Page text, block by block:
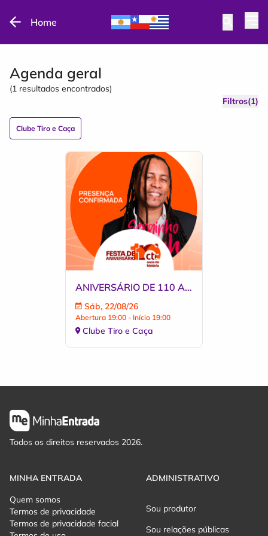
Home
Agenda geral
(1 resultados encontrados)
Filtros(1)
Clube Tiro e Caça
ANIVERSÁRIO DE 110 ANOS - CLUBE TIRO E CAÇA
Sáb, 22/08/26
Abertura 19:00 - Início 19:00
Clube Tiro e Caça
Todos os direitos reservados 2026.
MINHA ENTRADA
Quem somos
Termos de privacidade
Termos de privacidade facial
ADMINISTRATIVO
Sou produtor
Sou relações públicas